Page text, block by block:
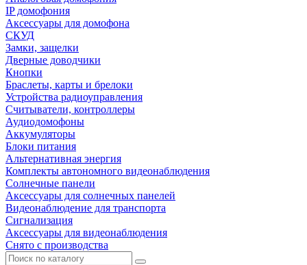
IP домофония
Аксессуары для домофона
СКУД
Замки, защелки
Дверные доводчики
Кнопки
Браслеты, карты и брелоки
Устройства радиоуправления
Считыватели, контроллеры
Аудиодомофоны
Аккумуляторы
Блоки питания
Альтернативная энергия
Комплекты автономного видеонаблюдения
Солнечные панели
Аксессуары для солнечных панелей
Видеонаблюдение для транспорта
Сигнализация
Аксессуары для видеонаблюдения
Снято с производства